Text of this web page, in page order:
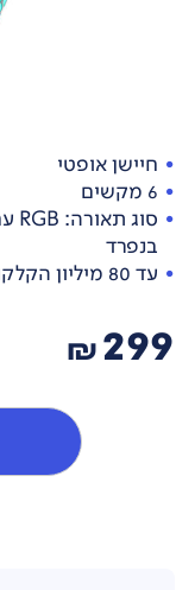
חיישן אופטי
6 מקשים
בנפרד
עד 80 מיליון הקלקות
299
₪